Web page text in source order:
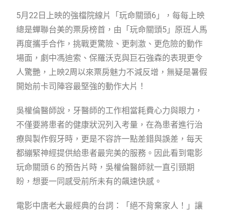
5月22日上映的強檔院線片「玩命關頭6」，每每上映
總是蟬聯台美的票房榜首，由「玩命關頭5」原班人馬
再度攜手合作，挑戰更驚險、更刺激、更危險的動作
場面，劇中馮迪索、保羅沃克與巨石強森的表現更令
人驚艷，上映2周以來票房魅力不減反增，無疑是暑假
開始前卡司陣容最堅強的動作大片！
吳權倫醫師說，牙醫師的工作相當耗費心力與眼力，
不僅要將患者的健康狀況列入考量，在為患者進行治
療與製作假牙時，更是不容許一點差錯與誤差，每天
都繃緊神經提供給患者最完美的服務。因此看到電影
玩命關頭６的預告片時，吳權倫醫師就一直引頸期
盼，想要一同感受前所未有的飆速快感。
電影中唐老大最經典的台詞：「絕不背棄家人！」讓